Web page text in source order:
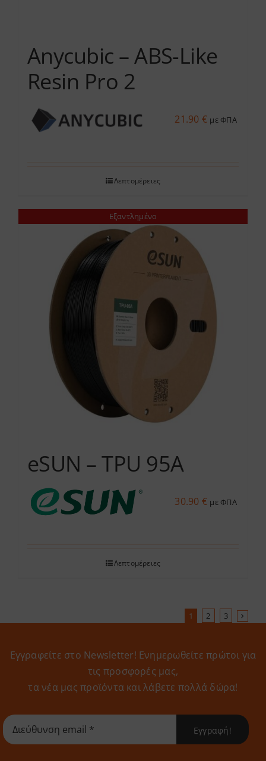
Anycubic – ABS-Like
Resin Pro 2
21.90 € με ΦΠΑ
Λεπτομέρειες
Εξαντλημένο
eSUN – TPU 95A
30.90 € με ΦΠΑ
Λεπτομέρειες
1 2 3
Εγγραφείτε στο Newsletter! Eνημερωθείτε πρώτοι για
τις προσφορές μας,
τα νέα μας προϊόντα και λάβετε πολλά δώρα!
Εγγραφή!